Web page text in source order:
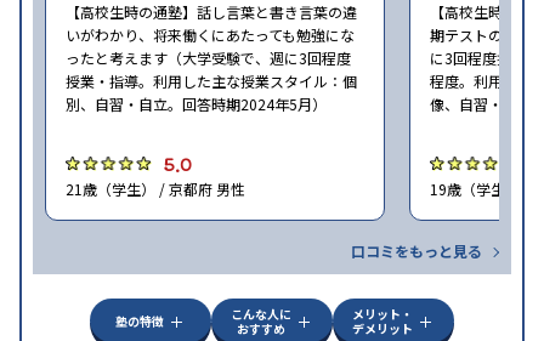
【高校生時の通塾】話し言葉と書き言葉の違
いがわかり、将来働くにあたっても勉強にな
ったと考えます（大学受験で、週に3回程度
授業・指導。利用した主な授業スタイル：個
別、自習・自立。回答時期2024年5月）
5.0
21歳（学生） / 京都府 男性
【高校生時の通
期テストの点数
に3回程度授業
程度。利用した
像、自習・自立
19歳（学生） /
口コミをもっと見る
塾の特徴
こんな人に
おすすめ
メリット・
デメリット